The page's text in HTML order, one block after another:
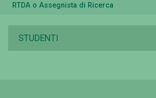
RTDA o Assegnista di Ricerca
STUDENTI